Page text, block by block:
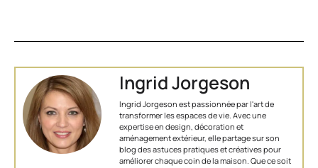
Ingrid Jorgeson
Ingrid Jorgeson est passionnée par l'art de
transformer les espaces de vie. Avec une
expertise en design, décoration et
aménagement extérieur, elle partage sur son
blog des astuces pratiques et créatives pour
améliorer chaque coin de la maison. Que ce soit